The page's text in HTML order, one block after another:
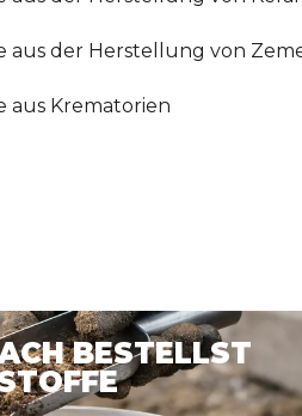
aus der Herstellung von
aus Krematorien
BESTELLST